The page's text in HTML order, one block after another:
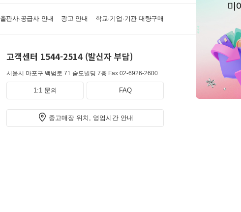
출판사·공급사 안내 광고 안내 학교·기업·기관 대량구매
고객센터 1544-2514 (발신자 부담)
서울시 마포구 백범로 71 숨도빌딩 7층 Fax 02-6926-2600
1:1 문의 FAQ
중고매장 위치, 영업시간 안내